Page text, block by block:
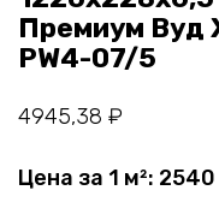
Премиум Вуд
PW4-07/5
4945,38 ₽
Цена за 1 м²: 2540